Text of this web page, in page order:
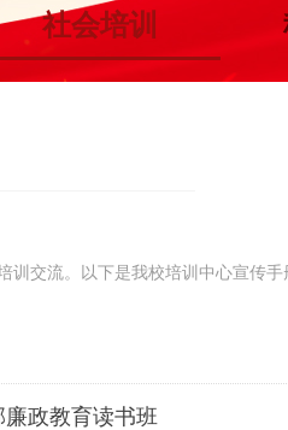
社会培训
训交流。以下是我校培训中心宣传手
政教育读书班